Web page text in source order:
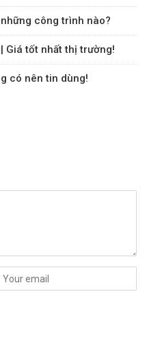
công trình nào?
Giá tốt nhất thị trường!
có nên tin dùng!